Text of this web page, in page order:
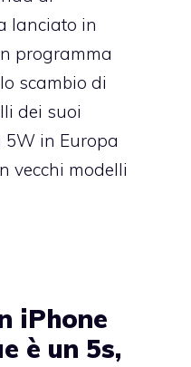
lanciato in
programma
scambio di
dei suoi
in Europa
vecchi modelli
iPhone
è un 5s,